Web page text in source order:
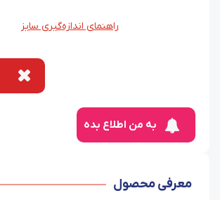
راهنمای اندازه‌گیری سایز
به من اطلاع بده
معرفی محصول